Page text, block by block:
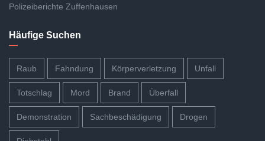
Polizeiberichte Zuffenhausen
Häufige Suchen
Raub Fahndung Körperverletzung Unfall
Totschlag Mord Brand Überfall
Demonstration Sachbeschädigung Drogen